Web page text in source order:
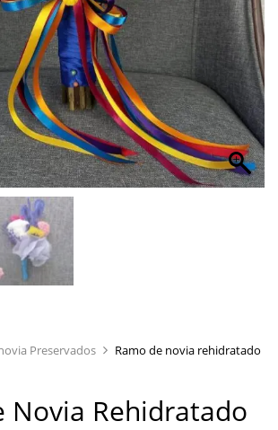
Preservados
Ramo de novia rehidratado
Novia Rehidratado